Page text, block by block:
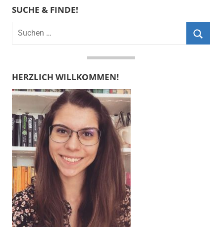
SUCHE & FINDE!
Suchen
HERZLICH WILLKOMMEN!